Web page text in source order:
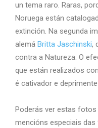
un tema raro. Raras,
Noruega están
extinción. Na segunda
alemá Britta Jaschinski,
contra a Natureza. O
que están realizados
é cativador e
Poderás ver estas
mencións especiais